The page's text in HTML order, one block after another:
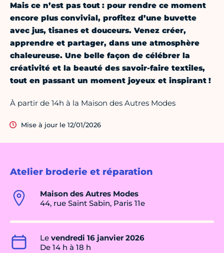
Atelier broderie et réparation
Maison des Autres Modes
44, rue Saint Sabin, Paris 11e
Le vendredi 16 janvier 2026
De 14 h à 18 h
Mais ce n’est pas tout : pour rendre ce moment
encore plus convivial, profitez d’une buvette
avec jus, tisanes et douceurs. Venez créer,
apprendre et partager, dans une atmosphère
chaleureuse. Une belle façon de célébrer la
créativité et la beauté des savoir-faire textiles,
tout en passant un moment joyeux et inspirant !
À partir de 14h à la Maison des Autres Modes
Mise à jour le 12/01/2026